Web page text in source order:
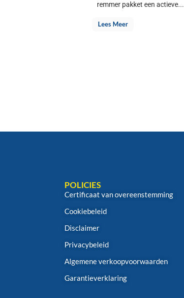
remmer pakket een actieve...
Lees Meer
POLICIES
Certificaat van overeenstemming
Cookiebeleid
Disclaimer
Privacybeleid
Algemene verkoopvoorwaarden
Garantieverklaring